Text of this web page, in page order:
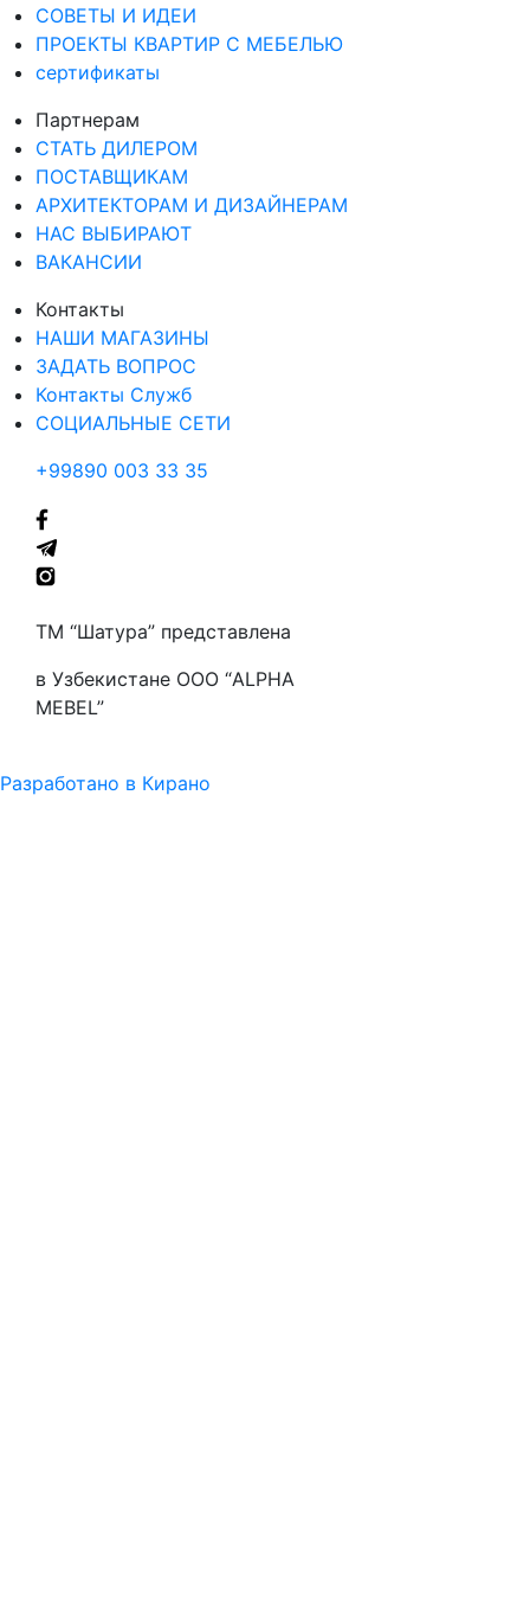
СОВЕТЫ И ИДЕИ
ПРОЕКТЫ КВАРТИР С МЕБЕЛЬЮ
сертификаты
Партнерам
СТАТЬ ДИЛЕРОМ
ПОСТАВЩИКАМ
АРХИТЕКТОРАМ И ДИЗАЙНЕРАМ
НАС ВЫБИРАЮТ
ВАКАНСИИ
Контакты
НАШИ МАГАЗИНЫ
ЗАДАТЬ ВОПРОС
Контакты Служб
СОЦИАЛЬНЫЕ СЕТИ
+99890 003 33 35
ТМ “Шатура” представлена
в Узбекистане ООО “ALPHA
MEBEL”
Разработано в Кирано